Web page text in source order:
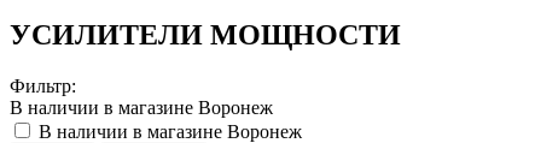
УСИЛИТЕЛИ МОЩНОСТИ
Фильтр:
В наличии в магазине Воронеж
В наличии в магазине Воронеж